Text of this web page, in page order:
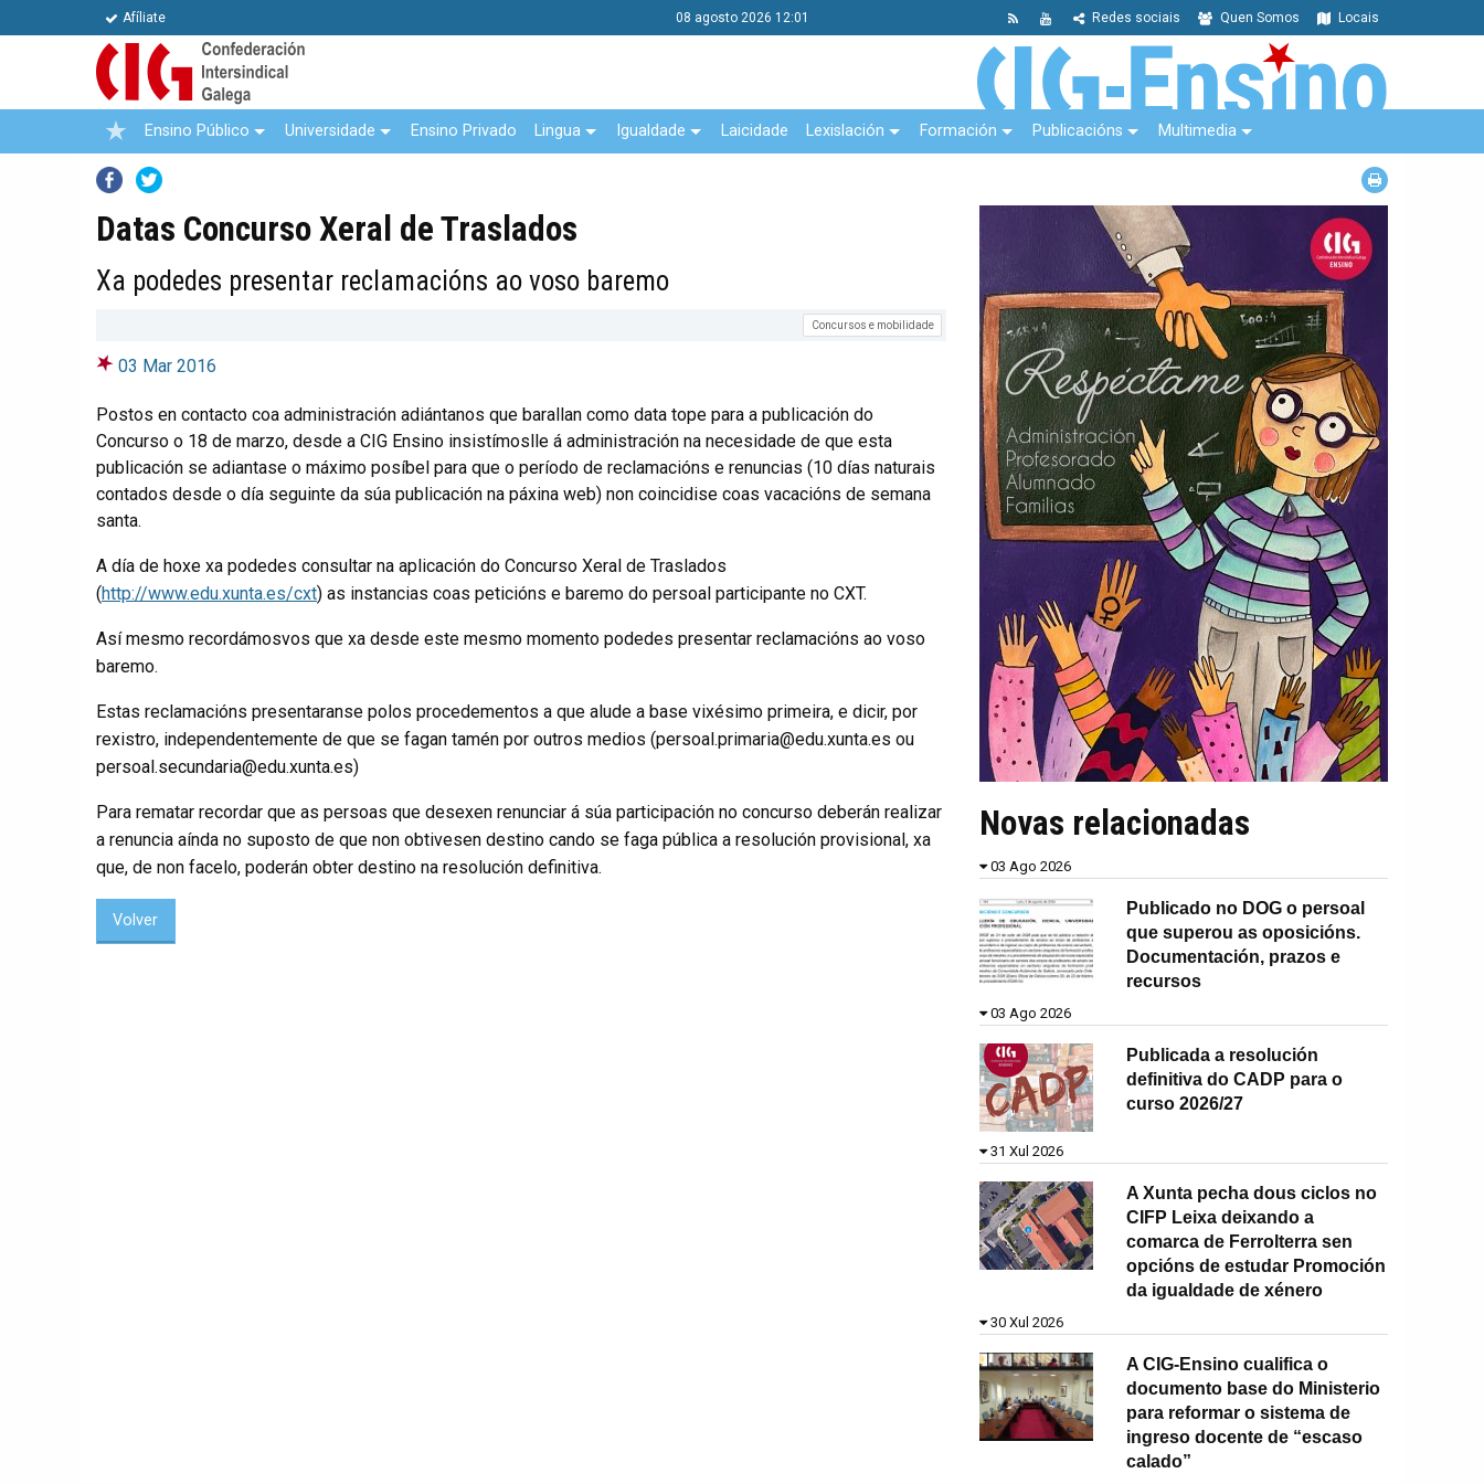
Afíliate 08 agosto 2026 12:01 Locais
Quen Somos
Redes sociais
Ensino Público Universidade Ensino Privado Lingua Igualdade Laicidade Lexislación Formación Publicacións Multimedia
Facebook
Datas Concurso Xeral de Traslados
Xa podedes presentar reclamacións ao voso baremo
Concursos e mobilidade
03 Mar 2016
Postos en contacto coa administración adiántanos que barallan como data tope para a publicación do
Concurso o 18 de marzo, desde a CIG Ensino insistímoslle á administración na necesidade de que esta
publicación se adiantase o máximo posíbel para que o período de reclamacións e renuncias (10 días naturais
contados desde o día seguinte da súa publicación na páxina web) non coincidise coas vacacións de semana
santa.
A día de hoxe xa podedes consultar na aplicación do Concurso Xeral de Traslados
(http://www.edu.xunta.es/cxt) as instancias coas peticións e baremo do persoal participante no CXT.
Así mesmo recordámosvos que xa desde este mesmo momento podedes presentar reclamacións ao voso
baremo.
Estas reclamacións presentaranse polos procedementos a que alude a base vixésimo primeira, e dicir, por
rexistro, independentemente de que se fagan tamén por outros medios (persoal.primaria@edu.xunta.es ou
persoal.secundaria@edu.xunta.es)
Para rematar recordar que as persoas que desexen renunciar á súa participación no concurso deberán realizar
a renuncia aínda no suposto de que non obtivesen destino cando se faga pública a resolución provisional, xa
que, de non facelo, poderán obter destino na resolución definitiva.
Volver
Novas relacionadas
03 Ago 2026
Publicado no DOG o persoal
que superou as oposicións.
Documentación, prazos e
recursos
03 Ago 2026
Publicada a resolución
definitiva do CADP para o
curso 2026/27
31 Xul 2026
A Xunta pecha dous ciclos no
CIFP Leixa deixando a
comarca de Ferrolterra sen
opcións de estudar Promoción
da igualdade de xénero
30 Xul 2026
A CIG-Ensino cualifica o
documento base do Ministerio
para reformar o sistema de
ingreso docente de “escaso
calado”